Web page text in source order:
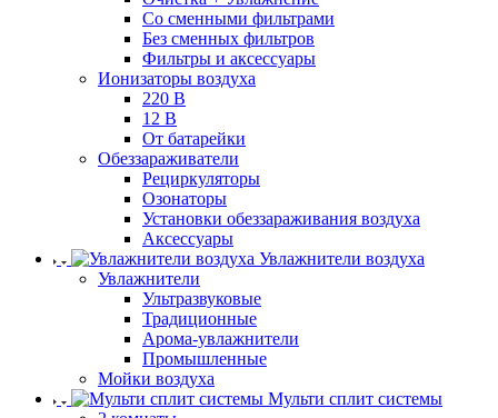
Cо сменными фильтрами
Без сменных фильтров
Фильтры и аксессуары
Ионизаторы воздуха
220 В
12 В
От батарейки
Обеззараживатели
Рециркуляторы
Озонаторы
Установки обеззараживания воздуха
Аксессуары
Увлажнители воздуха
Увлажнители
Ультразвуковые
Традиционные
Арома-увлажнители
Промышленные
Мойки воздуха
Мульти сплит системы